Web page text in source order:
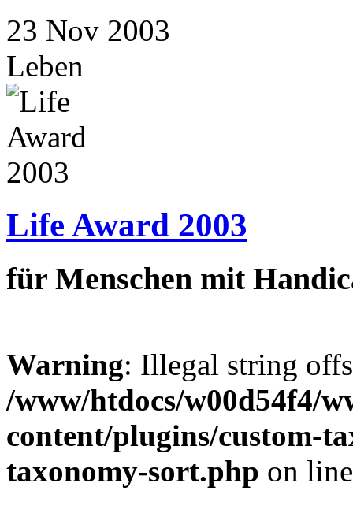
23 Nov 2003
Leben
Life Award 2003
für Menschen mit
Warning: Illegal string
/www/htdocs/w00d54f4/
content/plugins/custom-
taxonomy-sort.php on